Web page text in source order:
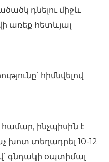
դնելու միջև
առեք հետևյալ
հիմնվելով
ինչպիսին է
խոտ տեղադրել 10-12
գնդակի օպտիմալ